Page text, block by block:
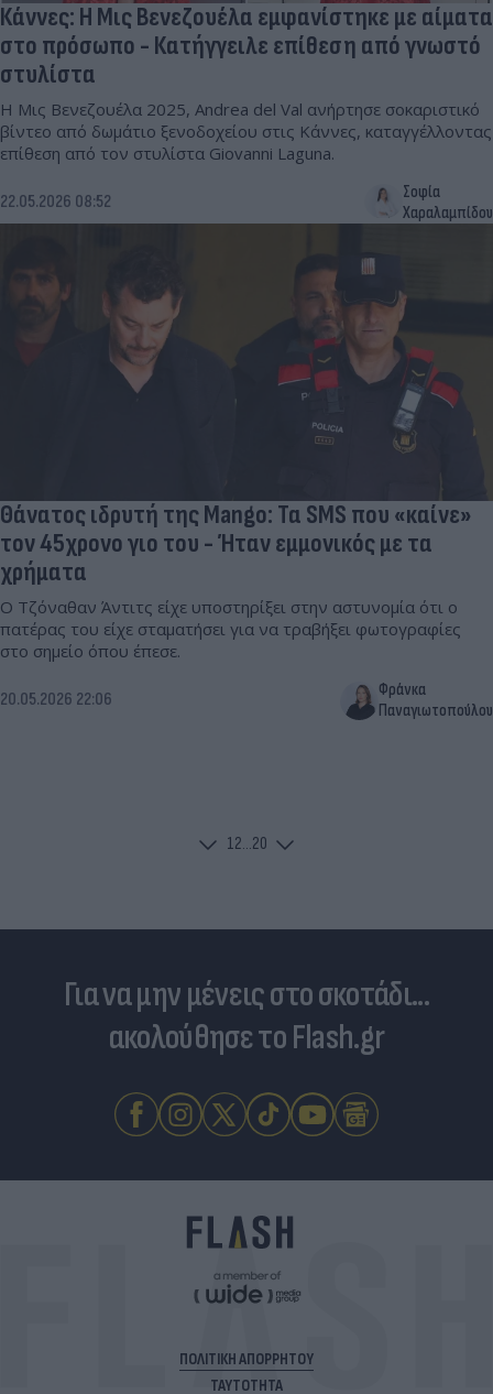
Κάννες: Η Μις Βενεζουέλα εμφανίστηκε με αίματα
στο πρόσωπο - Κατήγγειλε επίθεση από γνωστό
στυλίστα
Η Μις Βενεζουέλα 2025, Andrea del Val ανήρτησε σοκαριστικό
βίντεο από δωμάτιο ξενοδοχείου στις Κάννες, καταγγέλλοντας
επίθεση από τον στυλίστα Giovanni Laguna.
22.05.2026 08:52
Σοφία
Χαραλαμπίδου
Θάνατος ιδρυτή της Mango: Τα SMS που «καίνε»
τον 45χρονο γιο του - Ήταν εμμονικός με τα
χρήματα
Ο Τζόναθαν Άντιτς είχε υποστηρίξει στην αστυνομία ότι ο
πατέρας του είχε σταματήσει για να τραβήξει φωτογραφίες
στο σημείο όπου έπεσε.
20.05.2026 22:06
Φράνκα
Παναγιωτοπούλου
12...20
Για να μην μένεις στο σκοτάδι...
ακολούθησε το Flash.gr
ΠΟΛΙΤΙΚΗ ΑΠΟΡΡΗΤΟΥ
ΤΑΥΤΟΤΗΤΑ